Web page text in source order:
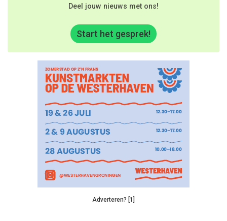
Deel jouw nieuws met ons!
Start het gesprek!
Adverteren? [1]